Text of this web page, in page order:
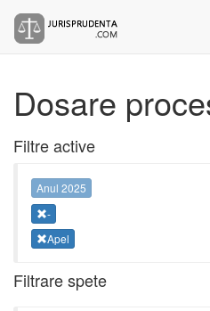
Dosare
Filtre active
Anul 2025
-
Apel
Filtrare spete